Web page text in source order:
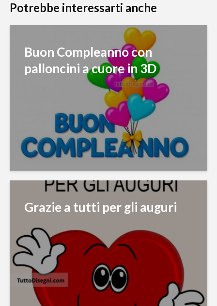
Potrebbe interessarti anche
Buon Compleanno con
palloncini a cuore in 3D
Grazie a tutti per gli auguri